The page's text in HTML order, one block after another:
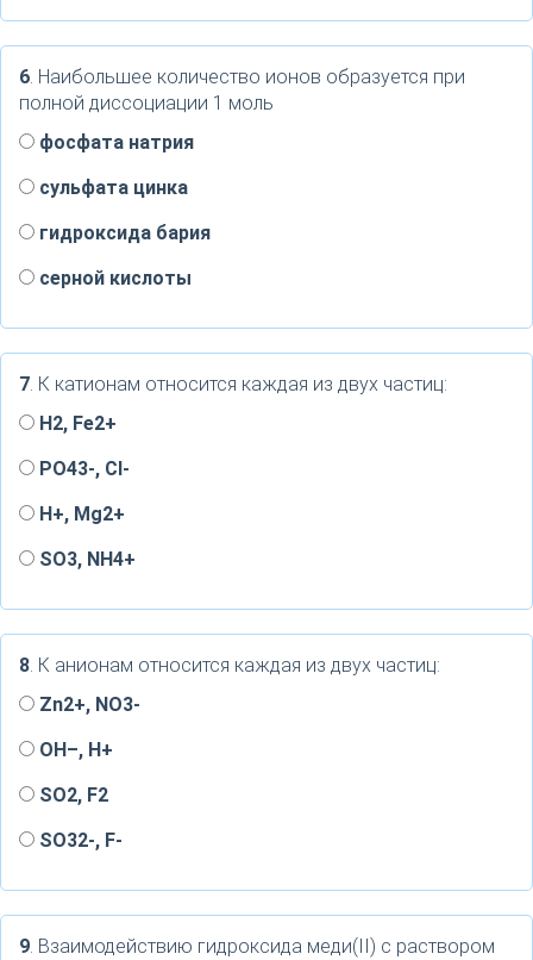
6. Наибольшее количество ионов образуется при
полной диссоциации 1 моль
фосфата натрия
сульфата цинка
гидроксида бария
серной кислоты
7. К катионам относится каждая из двух частиц:
H2, Fe2+
PO43-, Cl-
H+, Mg2+
SO3, NH4+
8. К анионам относится каждая из двух частиц:
Zn2+, NO3-
OH–, H+
SO2, F2
SO32-, F-
9. Взаимодействию гидроксида меди(II) с раствором